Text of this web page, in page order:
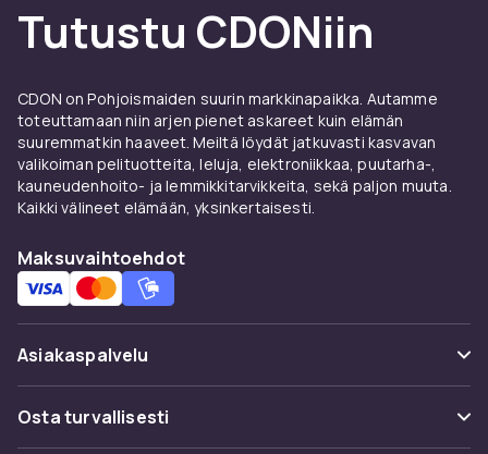
vierustovereitasi lukemasta näyttöäsi.
lisäystä. Valitse matta tai kiiltävä pinta
esteettisten mieltymystesi mukaan.
Ostanäytönsuojus, tietosuojasuodatin ja
elektroniikan skinsverkosta CDONilta.
Edut ja käyttöohjeet
Suojakalvot & -kotelot:lle
CDONilta löydät Suojakalvot & -kotelot:ä
johtavilta valmistajilta kilpailukykyiseen hintaan.
Laaja valikoimamme kattaa kaikki hintaluokat
ratkaisuihin. Kaikki tuotteet on sertifioitu ja
Tutustu CDONiin
CDON on Pohjoismaiden suurin markkinapaikka. Autamme
toteuttamaan niin arjen pienet askareet kuin elämän
suuremmatkin haaveet. Meiltä löydät jatkuvasti kasvavan
valikoiman pelituotteita, leluja, elektroniikkaa, puutarha-,
kauneudenhoito- ja lemmikkitarvikkeita, sekä paljon muuta.
Kaikki välineet elämään, yksinkertaisesti.
Maksuvaihtoehdot
Asiakaspalvelu
Usein kysyttyä (UKK)
Osta turvallisesti